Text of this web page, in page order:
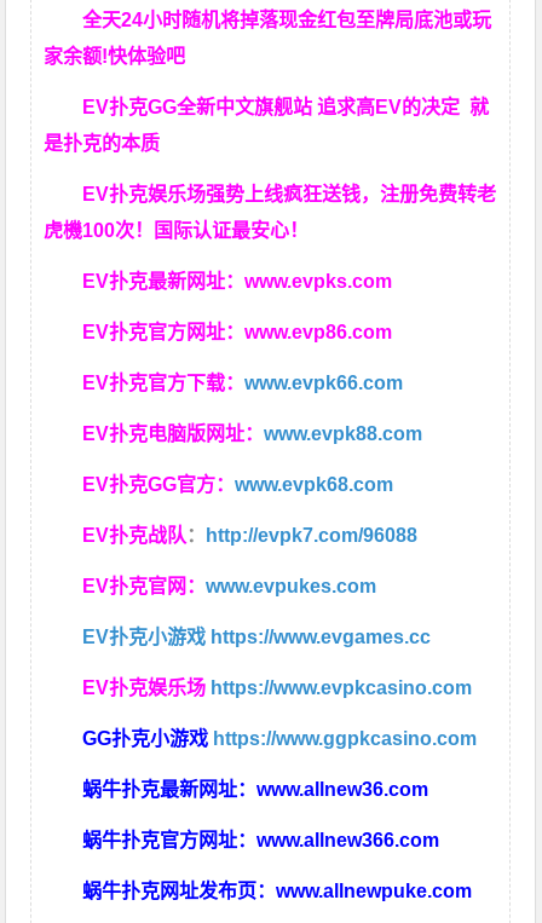
全天24小时随机将掉落现金红包至牌局底池或玩
家余额!快体验吧
EV扑克GG全新中文旗舰站 追求高EV的决定就
是扑克的本质
EV扑克娱乐场强势上线疯狂送钱，注册免费转老
虎機100次！国际认证最安心！
EV扑克最新网址：www.evpks.com
EV扑克官方网址：www.evp86.com
EV扑克官方下载：www.evpk66.com
EV扑克电脑版网址：www.evpk88.com
EV扑克GG官方：www.evpk68.com
EV扑克战队 ： http://evpk7.com/96088
EV扑克官网：www.evpukes.com
EV扑克小游戏 https://www.evgames.cc
EV扑克娱乐场 https://www.evpkcasino.com
GG扑克小游戏 https://www.ggpkcasino.com
蜗牛扑克最新网址：www.allnew36.com
蜗牛扑克官方网址：www.allnew366.com
蜗牛扑克网址发布页：www.allnewpuke.com